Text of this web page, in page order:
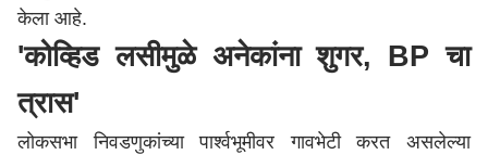
केला आहे.
'कोव्हिड लसीमुळे अनेकांना शुगर, BP चा
त्रास'
लोकसभा निवडणुकांच्या पार्श्वभूमीवर गावभेटी करत असलेल्या